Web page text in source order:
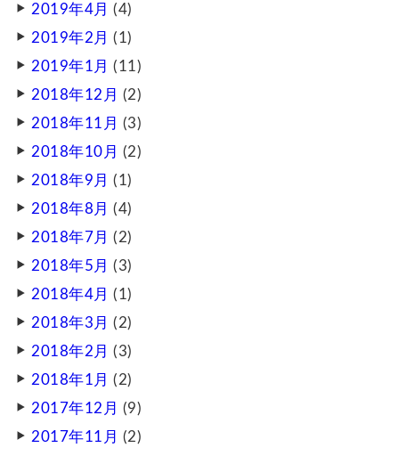
2019年4月 (4)
2019年2月 (1)
2019年1月 (11)
2018年12月 (2)
2018年11月 (3)
2018年10月 (2)
2018年9月 (1)
2018年8月 (4)
2018年7月 (2)
2018年5月 (3)
2018年4月 (1)
2018年3月 (2)
2018年2月 (3)
2018年1月 (2)
2017年12月 (9)
2017年11月 (2)